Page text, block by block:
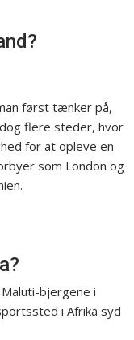
først tænker på,
flere steder, hvor
for at opleve en
som London og
bjergene i
i Afrika syd